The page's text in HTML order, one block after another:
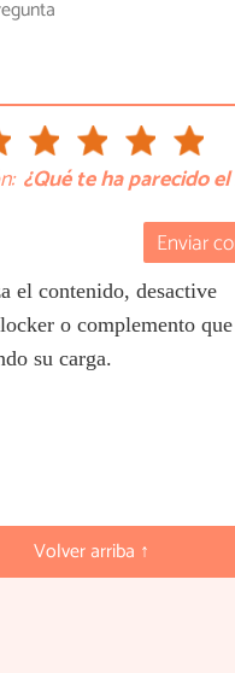
¿Qué te ha parecido
Enviar
el contenido, desactive
o complemento
su carga.
Volver arriba ↑